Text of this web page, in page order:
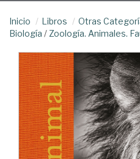
Inicio Libros Otras
Biología / Zoología. Animales.